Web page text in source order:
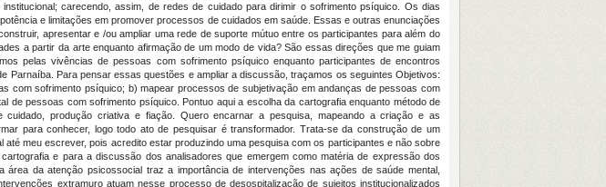
carecendo, assim, de redes de cuidado para dirimir o sofrimento psíquico. Os dias
e limitações em promover processos de cuidados em saúde. Essas e outras enunciações
apresentar e /ou ampliar uma rede de suporte mútuo entre os participantes para além do
a partir da arte enquanto afirmação de um modo de vida? São essas direções que me guiam
pelas vivências de pessoas com sofrimento psíquico enquanto participantes de encontros
Parnaíba. Para pensar essas questões e ampliar a discussão, traçamos os seguintes Objetivos:
com sofrimento psíquico; b) mapear processos de subjetivação em andanças de pessoas com
pessoas com sofrimento psíquico. Pontuo aqui a escolha da cartografia enquanto método de
produção criativa e fiação. Quero encarnar a pesquisa, mapeando a criação e as
para conhecer, logo todo ato de pesquisar é transformador. Trata-se da construção de um
meu escrever, pois acredito estar produzindo uma pesquisa com os participantes e não sobre
e para a discussão dos analisadores que emergem como matéria de expressão dos
da atenção psicossocial traz a importância de intervenções nas ações de saúde mental,
extramuro atuam nesse processo de desospitalização de sujeitos institucionalizados